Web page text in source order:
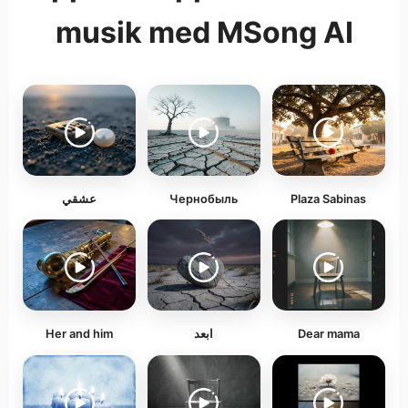
musik med MSong AI
عشقي Чернобыль Plaza Sabinas
Her and him ابعد Dear mama